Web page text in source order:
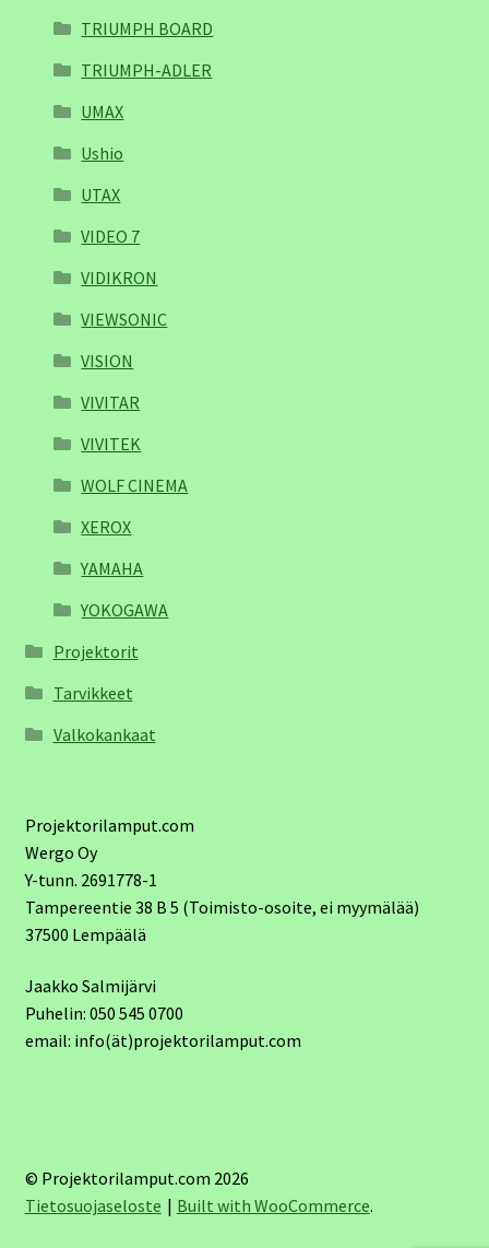
TRIUMPH BOARD
TRIUMPH-ADLER
UMAX
Ushio
UTAX
VIDEO 7
VIDIKRON
VIEWSONIC
VISION
VIVITAR
VIVITEK
WOLF CINEMA
XEROX
YAMAHA
YOKOGAWA
Projektorit
Tarvikkeet
Valkokankaat
Projektorilamput.com
Wergo Oy
Y-tunn. 2691778-1
Tampereentie 38 B 5 (Toimisto-osoite, ei myymälää)
37500 Lempäälä
Jaakko Salmijärvi
Puhelin: 050 545 0700
email: info(ät)projektorilamput.com
© Projektorilamput.com 2026
Tietosuojaseloste
Built with WooCommerce.